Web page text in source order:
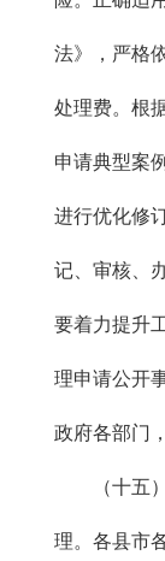
法》，严格
处理费。根
申请典型案
进行优化修
记、审核、
要着力提升
理申请公开
政府各部门
（十五
理。各县市